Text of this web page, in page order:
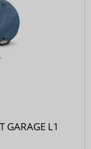
GARAGE L1